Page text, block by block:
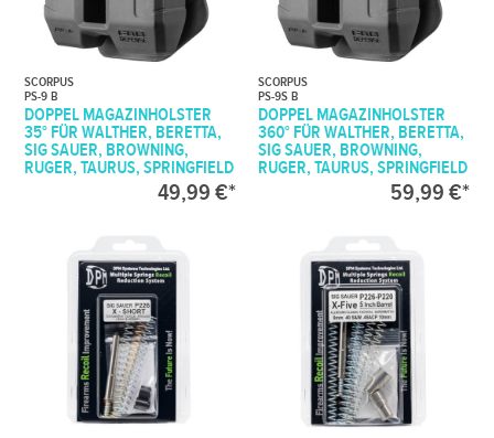
SCORPUS
PS-9 B
DOPPEL MAGAZINHOLSTER
35° FÜR WALTHER, BERETTA,
SIG SAUER, BROWNING,
RUGER, TAURUS, SPRINGFIELD
49,99 €*
SCORPUS
PS-9S B
DOPPEL MAGAZINHOLSTER
360° FÜR WALTHER, BERETTA,
SIG SAUER, BROWNING,
RUGER, TAURUS, SPRINGFIELD
59,99 €*